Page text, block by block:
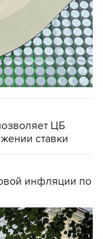
ЦБ
ставки
инфляции по